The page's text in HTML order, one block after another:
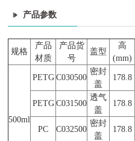
产品参数
规格
产品
材质
产品货
号
盖型
高
(mm)
500ml
PETG C030500
密封
盖
178.8
PETG C031500
透气
盖
178.8
PC C032500
密封
盖
178.8